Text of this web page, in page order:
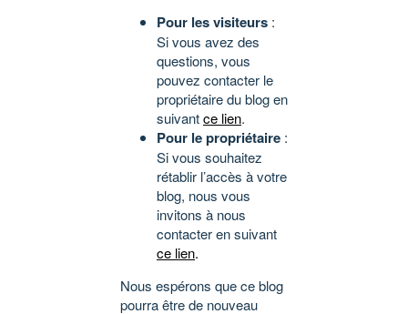
Pour les visiteurs :
Si vous avez des
questions, vous
pouvez contacter le
propriétaire du blog en
suivantce lien.
Pour le propriétaire :
Si vous souhaitez
rétablir l’accès à votre
blog, nous vous
invitons à nous
contacter en suivant
ce lien.
Nous espérons que ce blog
pourra être de nouveau